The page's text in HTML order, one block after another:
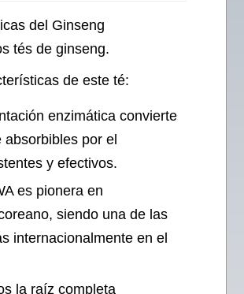
del Ginseng
tés de ginseng.
de este té:
enzimática convierte
por el
y efectivos.
es pionera en
siendo una de las
internacionalmente en el
la raíz completa